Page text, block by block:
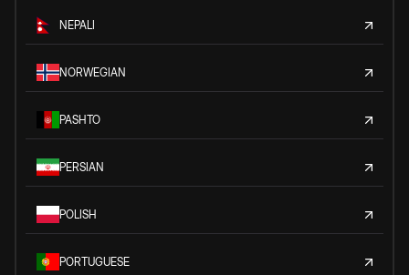
NEPALI
NORWEGIAN
PASHTO
PERSIAN
POLISH
PORTUGUESE